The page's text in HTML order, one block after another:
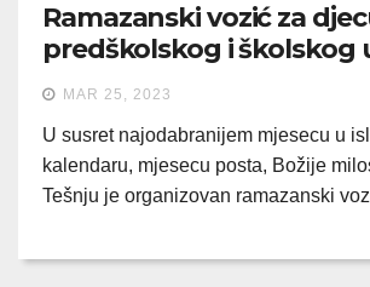
Ramazanski vozić za
predškolskog i školskog
MAR 25, 2023
U susret najodabranijem mjesecu u
kalendaru, mjesecu posta, Božije
Tešnju je organizovan ramazanski